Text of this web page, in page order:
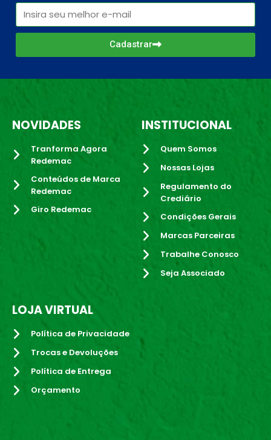
Cadastrar
NOVIDADES
Tranforma Agora
Redemac
Conteúdos de Marca
Redemac
Giro Redemac
INSTITUCIONAL
Quem Somos
Nossas Lojas
Regulamento do
Crediário
Condições Gerais
Marcas Parceiras
Trabalhe Conosco
Seja Associado
LOJA VIRTUAL
Política de Privacidade
Trocas e Devoluções
Política de Entrega
Orçamento